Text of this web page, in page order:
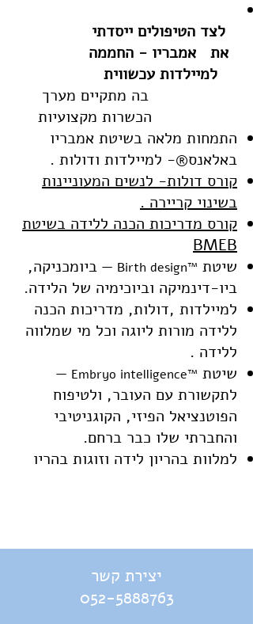
לצד הטיפולים ייסדתי
את אמבריו - החממה
למיילדות עכשווית
בה מתקיים מערך
הכשרות מקצועיות
התמחות מלאה בשיטת אמבריו
באלאנס®- למיילדות ודולות .
קורס דולות- לנשים המעוניינות
בשינוי קריירה .
קורס מדריכות הכנה ללידה בשיטת
BMEB
שיטת ™Birth design
— ביומכניקה,
ביו-דינמיקה וביוכימיה של הלידה.
למיילדות ,דולות, מדריכות הכנה
ללידה מורות ליוגה וכל מי שמלווה
ללידה .
שיטת ™Embryo intelligence
—
לתקשורת עם העובר, ולטיפוח
הפוטנציאל הפיזי, הקוגניטיבי
והחברתי שלו כבר ברחם.
למלוות בהריון לידה וזוגות בהריו
יצירת קשר
052-5888763